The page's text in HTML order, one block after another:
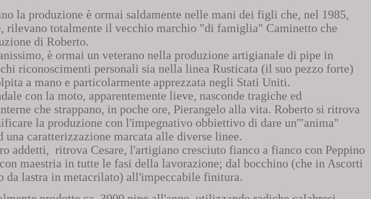
la produzione è ormai saldamente nelle mani dei figli che, nel 1985,
rilevano totalmente il vecchio marchio "di famiglia" Caminetto che
di Roberto.
è ormai un veterano nella produzione artigianale di pipe in
riconoscimenti personali sia nella linea Rusticata (il suo pezzo forte)
a mano e particolarmente apprezzata negli Stati Uniti.
con la moto, apparentemente lieve, nasconde tragiche ed
che strappano, in poche ore, Pierangelo alla vita. Roberto si ritrova
la produzione con l'impegnativo obbiettivo di dare un'"anima"
una caratterizzazione marcata alle diverse linee.
addetti, ritrova Cesare, l'artigiano cresciuto fianco a fianco con Peppino
maestria in tutte le fasi della lavorazione; dal bocchino (che in Ascorti
da lastra in metacrilato) all'impeccabile finitura.